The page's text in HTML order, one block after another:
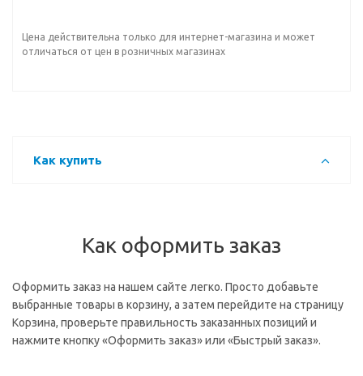
Цена действительна только для интернет-магазина и может
отличаться от цен в розничных магазинах
Как купить
Как оформить заказ
Оформить заказ на нашем сайте легко. Просто добавьте
выбранные товары в корзину, а затем перейдите на страницу
Корзина, проверьте правильность заказанных позиций и
нажмите кнопку «Оформить заказ» или «Быстрый заказ».